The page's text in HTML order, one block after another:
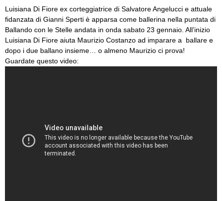
Luisiana Di Fiore ex corteggiatrice di Salvatore Angelucci e attuale
fidanzata di Gianni Sperti è apparsa come ballerina nella puntata di
Ballando con le Stelle andata in onda sabato 23 gennaio. All’inizio
Luisiana Di Fiore aiuta Maurizio Costanzo ad imparare a ballare e
dopo i due ballano insieme… o almeno Maurizio ci prova!
Guardate questo video: